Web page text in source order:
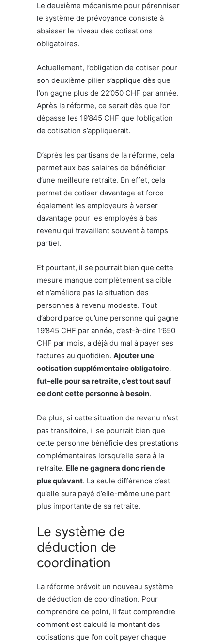
Le deuxième mécanisme pour pérenniser
le système de prévoyance consiste à
abaisser le niveau des cotisations
obligatoires.
Actuellement, l’obligation de cotiser pour
son deuxième pilier s’applique dès que
l’on gagne plus de 22’050 CHF par année.
Après la réforme, ce serait dès que l’on
dépasse les 19’845 CHF que l’obligation
de cotisation s’appliquerait.
D’après les partisans de la réforme, cela
permet aux bas salaires de bénéficier
d’une meilleure retraite. En effet, cela
permet de cotiser davantage et force
également les employeurs à verser
davantage pour les employés à bas
revenu qui travaillent souvent à temps
partiel.
Et pourtant, il se pourrait bien que cette
mesure manque complètement sa cible
et n’améliore pas la situation des
personnes à revenu modeste. Tout
d’abord parce qu’une personne qui gagne
19’845 CHF par année, c’est-à-dire 1’650
CHF par mois, a déjà du mal à payer ses
factures au quotidien. Ajouter une
cotisation supplémentaire obligatoire,
fut-elle pour sa retraite, c’est tout sauf
ce dont cette personne à besoin.
De plus, si cette situation de revenu n’est
pas transitoire, il se pourrait bien que
cette personne bénéficie des prestations
complémentaires lorsqu’elle sera à la
retraite. Elle ne gagnera donc rien de
plus qu’avant. La seule différence c’est
qu’elle aura payé d’elle-même une part
plus importante de sa retraite.
Le système de
déduction de
coordination
La réforme prévoit un nouveau système
de déduction de coordination. Pour
comprendre ce point, il faut comprendre
comment est calculé le montant des
cotisations que l’on doit payer chaque